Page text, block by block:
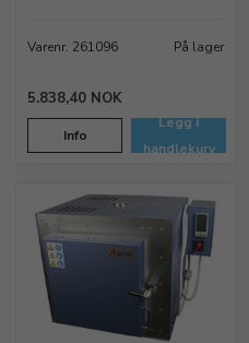
Varenr. 261096 På lager
5.838,40 NOK
Info
Legg i
handlekurv